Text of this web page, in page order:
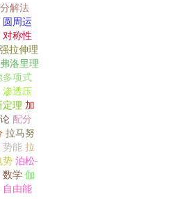
解法
圆周运
对称性
强拉伸理
洛里理
多项式
渗透压
定理 加
配分
拉马努
势能 拉
势 泊松-
数学 伽
自由能